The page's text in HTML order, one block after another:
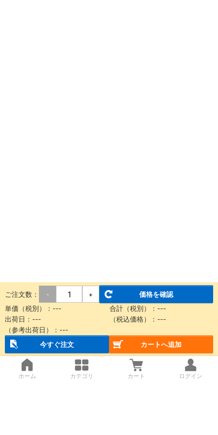
ご注文数： - +
価格を確認
単価（税別）： --- 合計（税別）： ---
出荷日： --- （税込価格）： ---
（参考出荷日）： ---
今すぐ注文
カートへ追加
ホーム カテゴリ カート ログイン